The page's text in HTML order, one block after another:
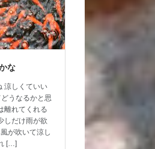
な
涼しくていい
うなるかと思
離れてくれる
しだけ雨が欲
が吹いて涼し
[…]